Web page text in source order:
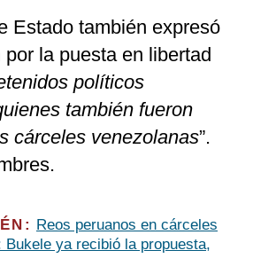
Estado también expresó
la puesta en libertad
políticos
también fueron
cárceles venezolanas”.
Reos peruanos en cárceles
Bukele ya recibió la propuesta,